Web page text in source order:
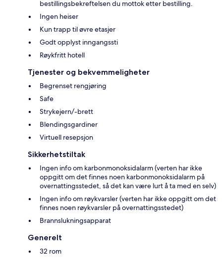
bestillingsbekreftelsen du mottok etter bestilling.
Ingen heiser
Kun trapp til øvre etasjer
Godt opplyst inngangssti
Røykfritt hotell
Tjenester og bekvemmeligheter
Begrenset rengjøring
Safe
Strykejern/-brett
Blendingsgardiner
Virtuell resepsjon
Sikkerhetstiltak
Ingen info om karbonmonoksidalarm (verten har ikke
oppgitt om det finnes noen karbonmonoksidalarm på
overnattingsstedet, så det kan være lurt å ta med en selv)
Ingen info om røykvarsler (verten har ikke oppgitt om det
finnes noen røykvarsler på overnattingsstedet)
Brannslukningsapparat
Generelt
32 rom